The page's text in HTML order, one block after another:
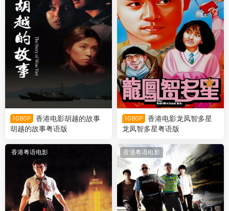
1080P
香港电影胡越的故事
胡越的故事粤语版
1080P
香港电影龙凤智多星
龙凤智多星粤语版
香港粤语电影 香港粤语电影